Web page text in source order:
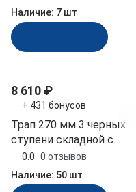
креплением (040179BT)
Наличие: 7 шт
8 610 ₽
+ 431 бонусов
Трап 270 мм 3 черных
ступени складной с
вертикальным
креплением (040172BT)
0.0 0 отзывов
Наличие: 50 шт